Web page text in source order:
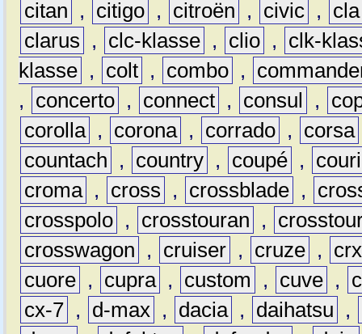
citan
, citigo , citroën , civic ,
cla
clarus
, clc-klasse , clio ,
clk-
klasse , colt , combo ,
,
concerto , connect , consul ,
corolla , corona , corrado , corsa
countach
, country , coupé ,
croma , cross , crossblade ,
crosspolo , crosstouran ,
crosswagon
, cruiser , cruze ,
crx
cuore , cupra , custom , cuve ,
cx-7 , d-max , dacia , daihatsu
,